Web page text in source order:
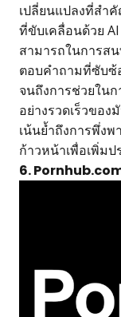
เปลี่ยนแปลงที่สำ
ที่ขับเคลื่อนด้วย
สามารถในการส
ตอบคำถามที่ซับซ้
จนถึงการช่วยใน
อย่างรวดเร็วของ
เน้นย้ำถึงการพึ่ง
ก้าวหน้าเพื่อเพิ่ม
6.